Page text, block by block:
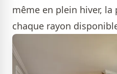
même en plein hiver,
chaque rayon